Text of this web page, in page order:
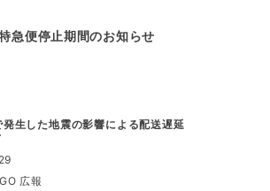
急便停止期間のお知らせ
発生した地震の影響による配送遅延
広報